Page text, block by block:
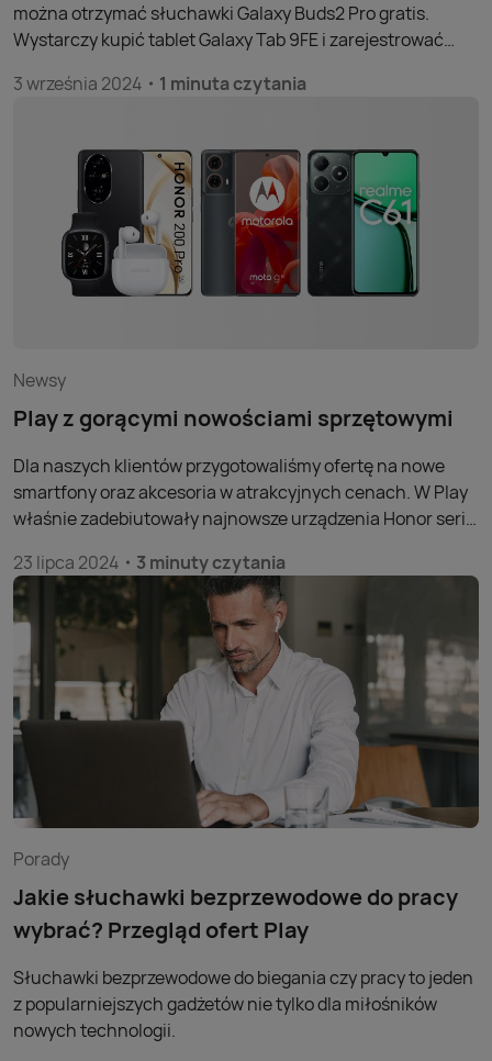
można otrzymać słuchawki Galaxy Buds2 Pro gratis.
Wystarczy kupić tablet Galaxy Tab 9FE i zarejestrować
urządzeniu.
3 września 2024 1 minuta czytania
Newsy
Play z gorącymi nowościami sprzętowymi
Dla naszych klientów przygotowaliśmy ofertę na nowe
smartfony oraz akcesoria w atrakcyjnych cenach. W Play
właśnie zadebiutowały najnowsze urządzenia Honor serii
23 lipca 2024 3 minuty czytania
Porady
Jakie słuchawki bezprzewodowe do pracy
wybrać? Przegląd ofert Play
Słuchawki bezprzewodowe do biegania czy pracy to jeden
z popularniejszych gadżetów nie tylko dla miłośników
nowych technologii.